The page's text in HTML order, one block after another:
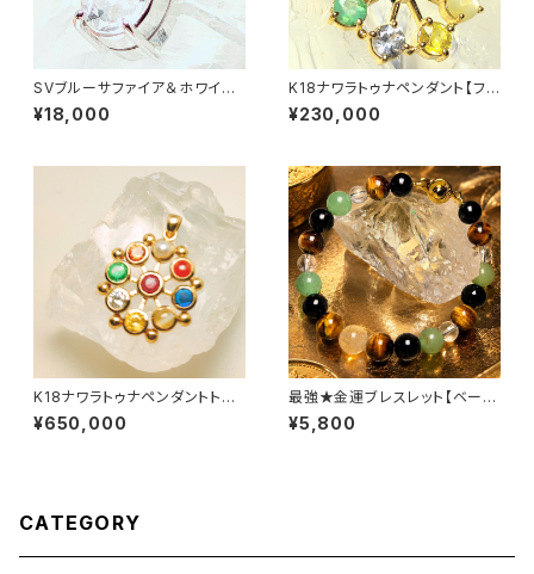
SVブルーサファイア＆ホワイト
サファイアペンダントトップ ～精
神安定＆安らぎ～
¥18,000
K18ナワラトゥナペンダント【フラ
ワー】
¥230,000
K18ナワラトゥナペンダントトッ
プ【フラワー】
¥650,000
最強★金運ブレスレット【ベーシ
ック】
¥5,800
CATEGORY